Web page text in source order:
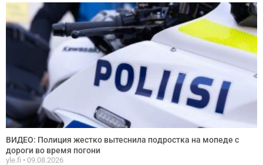
ВИДЕО: Полиция жестко вытеснила подростка на мопеде с
дороги во время погони
yle.fi 09.08.2026